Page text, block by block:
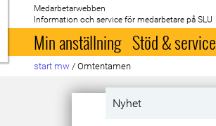
Till startsida
Medarbetarwebben
Information och service för medarbetare på SLU
Min anställning Stöd & service
start mw / Omtentamen
Nyhet